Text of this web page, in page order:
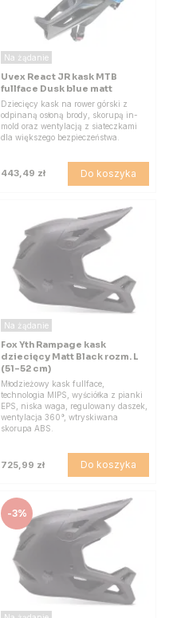
Na żądanie
Uvex React JR kask MTB
fullface Dusk blue matt
Dziecięcy kask na rower górski z
odpinaną osłoną brody, skorupą in-
mold oraz wentylacją z siateczkami
dla większego bezpieczeństwa.
443,49 zł Do koszyka
Na żądanie
Fox Yth Rampage kask
dziecięcy Matt Black rozm. L
(51-52 cm)
Młodzieżowy kask fullface,
technologia MIPS, wyściółka z pianki
EPS, niska waga, regulowany daszek,
wentylacja 360°, wtryskiwana
skorupa ABS.
725,99 zł Do koszyka
-3%